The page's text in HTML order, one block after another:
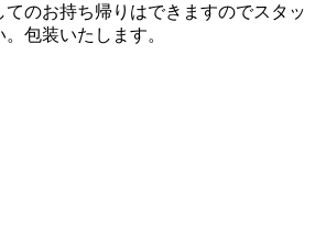
のお持ち帰りはできますのでスタッ
包装いたします。